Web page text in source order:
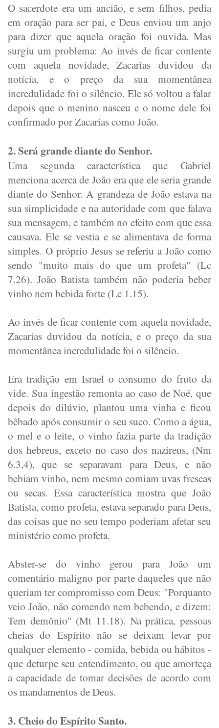
O sacerdote era um ancião, e sem filhos, pedia
em oração para ser pai, e Deus enviou um anjo
para dizer que aquela oração foi ouvida. Mas
surgiu um problema: Ao invés de ficar contente
com aquela novidade, Zacarias duvidou da
notícia, e o preço da sua momentânea
incredulidade foi o silêncio. Ele só voltou a falar
depois que o menino nasceu e o nome dele foi
confirmado por Zacarias como João.
2. Será grande diante do Senhor.
Uma segunda característica que Gabriel
menciona acerca de João era que ele seria grande
diante do Senhor. A grandeza de João estava na
sua simplicidade e na autoridade com que falava
sua mensagem, e também no efeito com que essa
causava. Ele se vestia e se alimentava de forma
simples. O próprio Jesus se referiu a João como
sendo "muito mais do que um profeta" (Lc
7.26). João Batista também não poderia beber
vinho nem bebida forte (Lc 1.15).
Ao invés de ficar contente com aquela novidade,
Zacarias duvidou da notícia, e o preço da sua
momentânea incredulidade foi o silêncio.
Era tradição em Israel o consumo do fruto da
vide. Sua ingestão remonta ao caso de Noé, que
depois do dilúvio, plantou uma vinha e ficou
bêbado após consumir o seu suco. Como a água,
o mel e o leite, o vinho fazia parte da tradição
dos hebreus, exceto no caso dos nazireus, (Nm
6.3,4), que se separavam para Deus, e não
bebiam vinho, nem mesmo comiam uvas frescas
ou secas. Essa característica mostra que João
Batista, como profeta, estava separado para Deus,
das coisas que no seu tempo poderiam afetar seu
ministério como profeta.
Abster-se do vinho gerou para João um
comentário maligno por parte daqueles que não
queriam ter compromisso com Deus: "Porquanto
veio João, não comendo nem bebendo, e dizem:
Tem demônio" (Mt 11.18). Na prática, pessoas
cheias do Espírito não se deixam levar por
qualquer elemento - comida, bebida ou hábitos -
que deturpe seu entendimento, ou que amorteça
a capacidade de tomar decisões de acordo com
os mandamentos de Deus.
3. Cheio do Espírito Santo.